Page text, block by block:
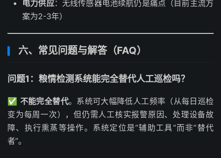
电力供应：无线传感器电池续航仍是痛点（目前主流方
案为2-3年）
六、常见问题与解答（FAQ）
问题1：粮情检测系统能完全替代人工巡检吗？
✅ 不能完全替代。系统可大幅降低人工频率（从每日巡检
变为每周一次），但仍需人工核实报警原因、处理设备故
障、执行熏蒸等操作。系统定位是“辅助工具”而非“替代
者”。